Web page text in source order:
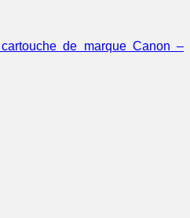
de marque Canon –